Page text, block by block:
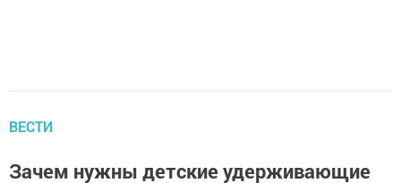
ВЕСТИ
Зачем нужны детские удерживающие